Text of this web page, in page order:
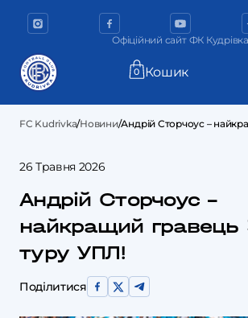
Офіційний сайт ФК Кудрівка
0 Кошик
FC Kudrivka/Новини/Андрій Сторчоус –
26 Травня 2026
Андрій Сторчоус –
найкращий гравець
туру УПЛ!
Поділитися